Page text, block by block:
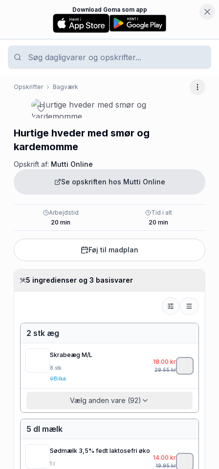
Download Goma som app
Opskrifter Bagværk Flere
Hurtige hveder med smør og
kardemomme
Opskrift af: Mutti Online
Se opskriften hos Mutti Online
Arbejdstid
20 min
Tid i alt
20 min
Føj til madplan
5 ingredienser og 3 basisvarer
2 stk æg
Skrabeæg M/L
8 stk
Bilka
18.00 kr
29.55kr
Vælg anden vare (92)
5 dl mælk
Sødmælk 3,5% fedt laktosefri øko
1 l
14.00 kr
19.95kr